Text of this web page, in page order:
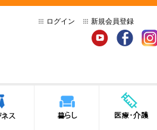
ログイン 新規会員登録